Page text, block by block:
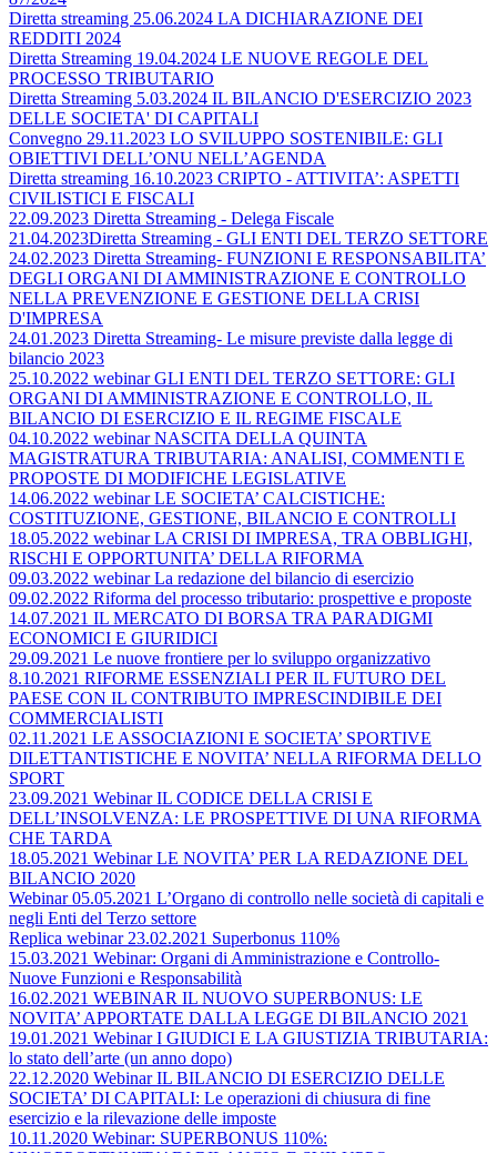
Diretta streaming 25.06.2024 LA DICHIARAZIONE DEI
REDDITI 2024
Diretta Streaming 19.04.2024 LE NUOVE REGOLE DEL
PROCESSO TRIBUTARIO
Diretta Streaming 5.03.2024 IL BILANCIO D'ESERCIZIO 2023
DELLE SOCIETA' DI CAPITALI
Convegno 29.11.2023 LO SVILUPPO SOSTENIBILE: GLI
OBIETTIVI DELL’ONU NELL’AGENDA
Diretta streaming 16.10.2023 CRIPTO - ATTIVITA’: ASPETTI
CIVILISTICI E FISCALI
22.09.2023 Diretta Streaming - Delega Fiscale
21.04.2023Diretta Streaming - GLI ENTI DEL TERZO SETTORE
24.02.2023 Diretta Streaming- FUNZIONI E RESPONSABILITA’
DEGLI ORGANI DI AMMINISTRAZIONE E CONTROLLO
NELLA PREVENZIONE E GESTIONE DELLA CRISI
D'IMPRESA
24.01.2023 Diretta Streaming- Le misure previste dalla legge di
bilancio 2023
25.10.2022 webinar GLI ENTI DEL TERZO SETTORE: GLI
ORGANI DI AMMINISTRAZIONE E CONTROLLO, IL
BILANCIO DI ESERCIZIO E IL REGIME FISCALE
04.10.2022 webinar NASCITA DELLA QUINTA
MAGISTRATURA TRIBUTARIA: ANALISI, COMMENTI E
PROPOSTE DI MODIFICHE LEGISLATIVE
14.06.2022 webinar LE SOCIETA’ CALCISTICHE:
COSTITUZIONE, GESTIONE, BILANCIO E CONTROLLI
18.05.2022 webinar LA CRISI DI IMPRESA, TRA OBBLIGHI,
RISCHI E OPPORTUNITA’ DELLA RIFORMA
09.03.2022 webinar La redazione del bilancio di esercizio
09.02.2022 Riforma del processo tributario: prospettive e proposte
14.07.2021 IL MERCATO DI BORSA TRA PARADIGMI
ECONOMICI E GIURIDICI
29.09.2021 Le nuove frontiere per lo sviluppo organizzativo
8.10.2021 RIFORME ESSENZIALI PER IL FUTURO DEL
PAESE CON IL CONTRIBUTO IMPRESCINDIBILE DEI
COMMERCIALISTI
02.11.2021 LE ASSOCIAZIONI E SOCIETA’ SPORTIVE
DILETTANTISTICHE E NOVITA’ NELLA RIFORMA DELLO
SPORT
23.09.2021 Webinar IL CODICE DELLA CRISI E
DELL’INSOLVENZA: LE PROSPETTIVE DI UNA RIFORMA
CHE TARDA
18.05.2021 Webinar LE NOVITA’ PER LA REDAZIONE DEL
BILANCIO 2020
Webinar 05.05.2021 L’Organo di controllo nelle società di capitali e
negli Enti del Terzo settore
Replica webinar 23.02.2021 Superbonus 110%
15.03.2021 Webinar: Organi di Amministrazione e Controllo-
Nuove Funzioni e Responsabilità
16.02.2021 WEBINAR IL NUOVO SUPERBONUS: LE
NOVITA’ APPORTATE DALLA LEGGE DI BILANCIO 2021
19.01.2021 Webinar I GIUDICI E LA GIUSTIZIA TRIBUTARIA:
lo stato dell’arte (un anno dopo)
22.12.2020 Webinar IL BILANCIO DI ESERCIZIO DELLE
SOCIETA’ DI CAPITALI: Le operazioni di chiusura di fine
esercizio e la rilevazione delle imposte
10.11.2020 Webinar: SUPERBONUS 110%: